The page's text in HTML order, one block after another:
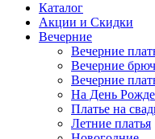
Каталог
Акции и Скидки
Вечерние
Вечерние
Вечерние
Вечерние
На День
Платье на
Летние платья